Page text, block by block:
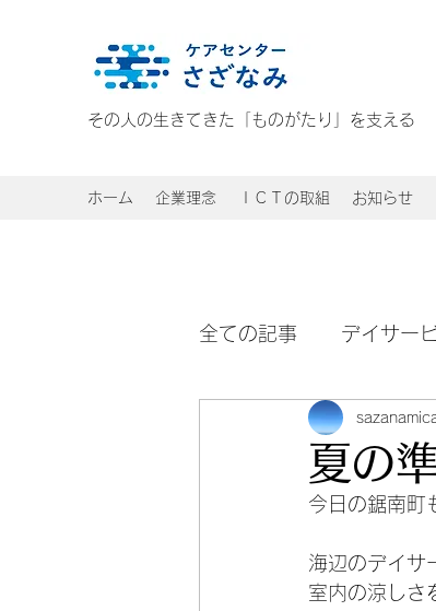
その人の生きてきた「ものがたり」を支える
ホーム 企業理念 ＩＣＴの取組 お知らせ
全ての記事 デイサー
夏の
今日の鋸南町
海辺のデイサ
室内の涼しさ